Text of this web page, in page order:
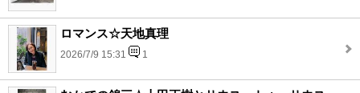
ロマンス☆天地真理
2026/7/9 15:31 1